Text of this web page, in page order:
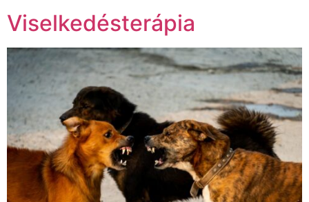
Viselkedésterápia